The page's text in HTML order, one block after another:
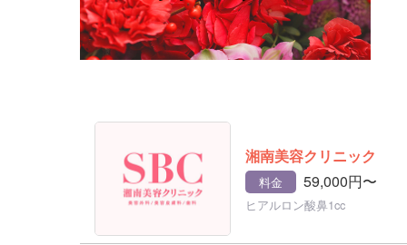
湘南美容クリニック
料金 59,000円〜
ヒアルロン酸鼻1cc